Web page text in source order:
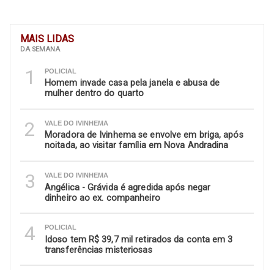
MAIS LIDAS
DA SEMANA
1 POLICIAL
Homem invade casa pela janela e abusa de
mulher dentro do quarto
2 VALE DO IVINHEMA
Moradora de Ivinhema se envolve em briga, após
noitada, ao visitar família em Nova Andradina
3 VALE DO IVINHEMA
Angélica - Grávida é agredida após negar
dinheiro ao ex. companheiro
4 POLICIAL
Idoso tem R$ 39,7 mil retirados da conta em 3
transferências misteriosas